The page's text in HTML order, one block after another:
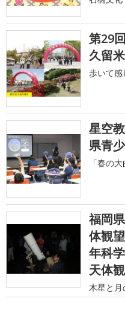
第29
久留
歩いて感
星空
県青
「春の
福岡
体観
年科
天体
木星と